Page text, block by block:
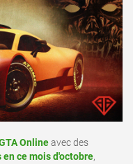
Onlineavec des
ce mois d'octobre,